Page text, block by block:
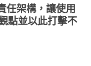
任架構，讓使用
點並以此打擊不